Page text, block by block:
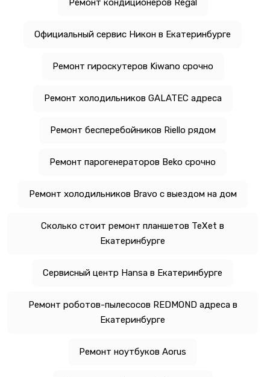
Официальный сервис Никон в Екатеринбурге
Ремонт гироскутеров Kiwano срочно
Ремонт холодильников GALATEC адреса
Ремонт бесперебойников Riello рядом
Ремонт парогенераторов Beko срочно
Ремонт холодильников Bravo с выездом на дом
Сколько стоит ремонт планшетов TeXet в
Екатеринбурге
Сервисный центр Hansa в Екатеринбурге
Ремонт роботов-пылесосов REDMOND адреса в
Екатеринбурге
Ремонт ноутбуков Aorus